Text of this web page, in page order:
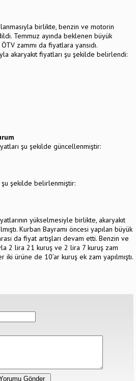
birlikte, benzin ve motorin
Temmuz ayında beklenen büyük
zammı da fiyatlara yansıdı.
akaryakıt fiyatları şu şekilde belirlendi:
şu şekilde güncellenmiştir:
şu şekilde belirlenmiştir:
yükselmesiyle birlikte, akaryakıt
Kurban Bayramı öncesi yapılan büyük
da fiyat artışları devam etti. Benzin ve
2 lira 21 kuruş ve 2 lira 7 kuruş zam
iki ürüne de 10’ar kuruş ek zam yapılmıştı.